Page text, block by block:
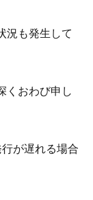
況も発生して
くおわび申し
が遅れる場合